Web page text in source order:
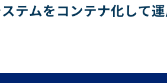
テムをコンテナ化して